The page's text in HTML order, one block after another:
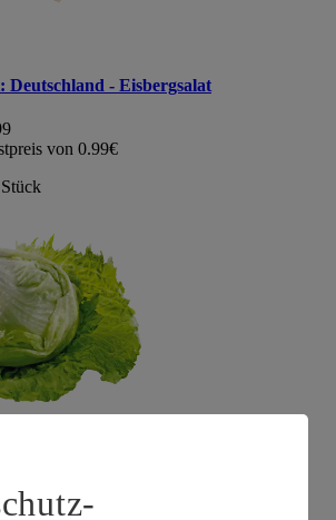
Deutschland - Eisbergsalat
von 0.99€